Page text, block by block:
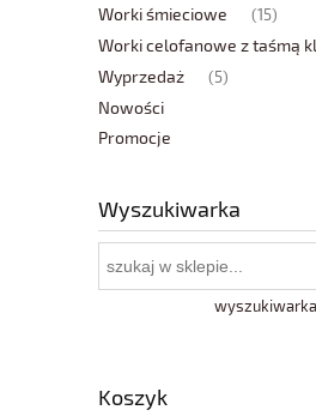
Worki śmieciowe (15)
Worki celofanowe z taśmą
Wyprzedaż (5)
Nowości
Promocje
Wyszukiwarka
Koszyk